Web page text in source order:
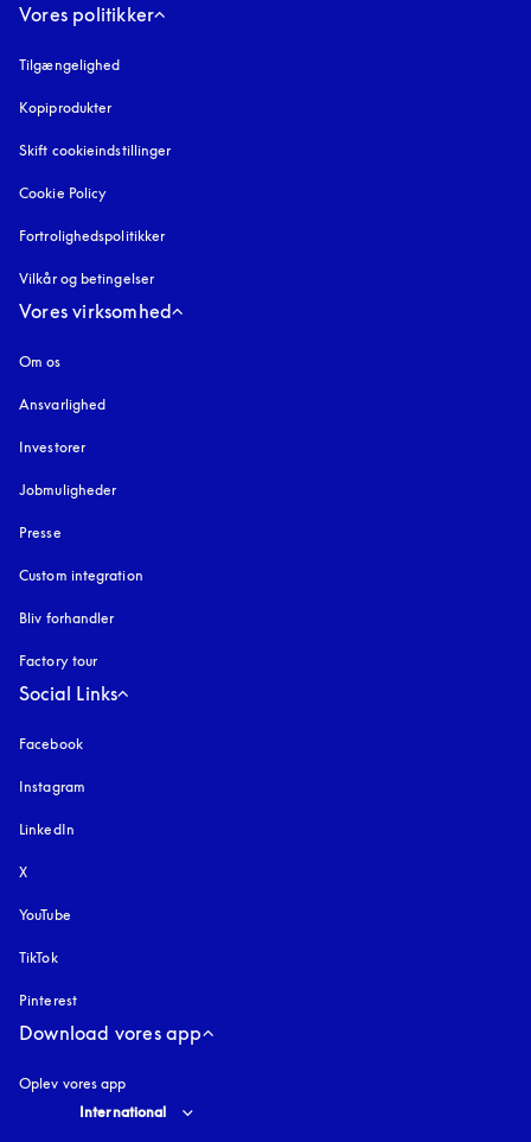
Vores politikker
Tilgængelighed
Kopiprodukter
Skift cookieindstillinger
Cookie Policy
Fortrolighedspolitikker
Vilkår og betingelser
Vores virksomhed
Om os
Ansvarlighed
Investorer
Jobmuligheder
Presse
Custom integration
Bliv forhandler
Factory tour
Social Links
Facebook
Instagram
LinkedIn
X
YouTube
TikTok
Pinterest
Download vores app
Oplev vores app
Select country and language
International